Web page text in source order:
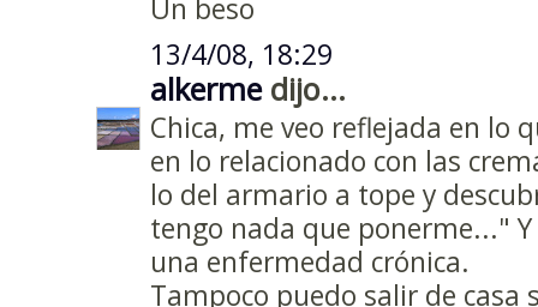
Un beso
13/4/08, 18:29
alkermedijo...
Chica, me veo reflejada en lo
en lo relacionado con las
lo del armario a tope y
tengo nada que ponerme..."
una enfermedad crónica.
Tampoco puedo salir de casa